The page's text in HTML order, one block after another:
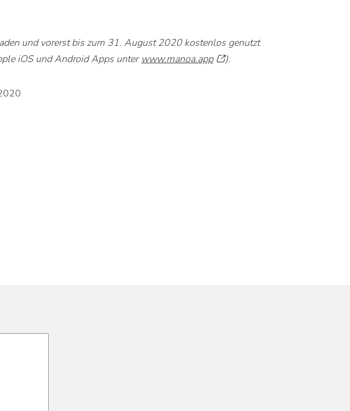
und vorerst bis zum 31. August 2020 kostenlos genutzt
iOS und Android Apps unter www.manoa.app ).